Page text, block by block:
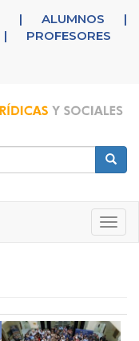
| ALUMNOS
|
| PROFESORES